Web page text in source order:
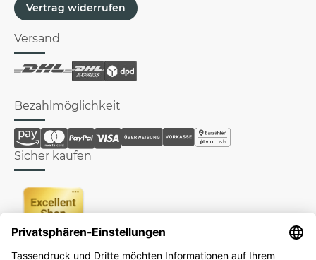
Vertrag widerrufen
Versand
Bezahlmöglichkeit
Sicher kaufen